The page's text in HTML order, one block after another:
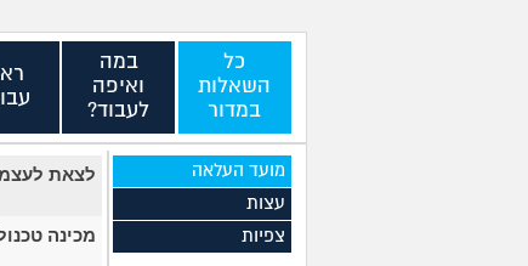
כל
השאלות
במדור
במה
ואיפה
לעבוד?
מועד העלאה
עצות
צפיות
לצאת
מכינה